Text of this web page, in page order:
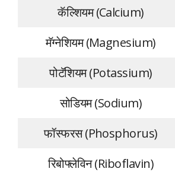
कॅल्शियम (Calcium)
मॅग्नेशियम (Magnesium)
पोटॅशियम (Potassium)
सोडियम (Sodium)
फॉस्फरस (Phosphorus)
रिबोफ्लेविन (Riboflavin)